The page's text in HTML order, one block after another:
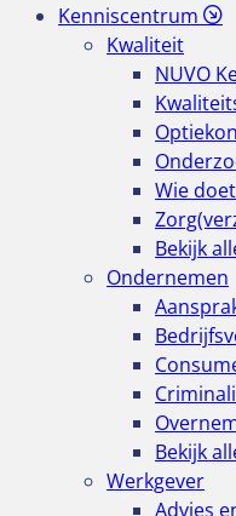
Kenniscentrum
Kwaliteit
NUVO
Wie
Bekijk
Ondernemen
Bekijk
Werkgever
Advies